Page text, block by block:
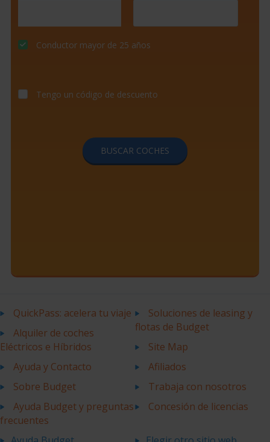
Conductor mayor de 25 años
Tengo un código de descuento
BUSCAR COCHES
QuickPass: acelera tu viaje
Alquiler de coches
Eléctricos e Híbridos
Ayuda y Contacto
Sobre Budget
Ayuda Budget y preguntas
frecuentes
Soluciones de leasing y
flotas de Budget
Site Map
Afiliados
Trabaja con nosotros
Concesión de licencias